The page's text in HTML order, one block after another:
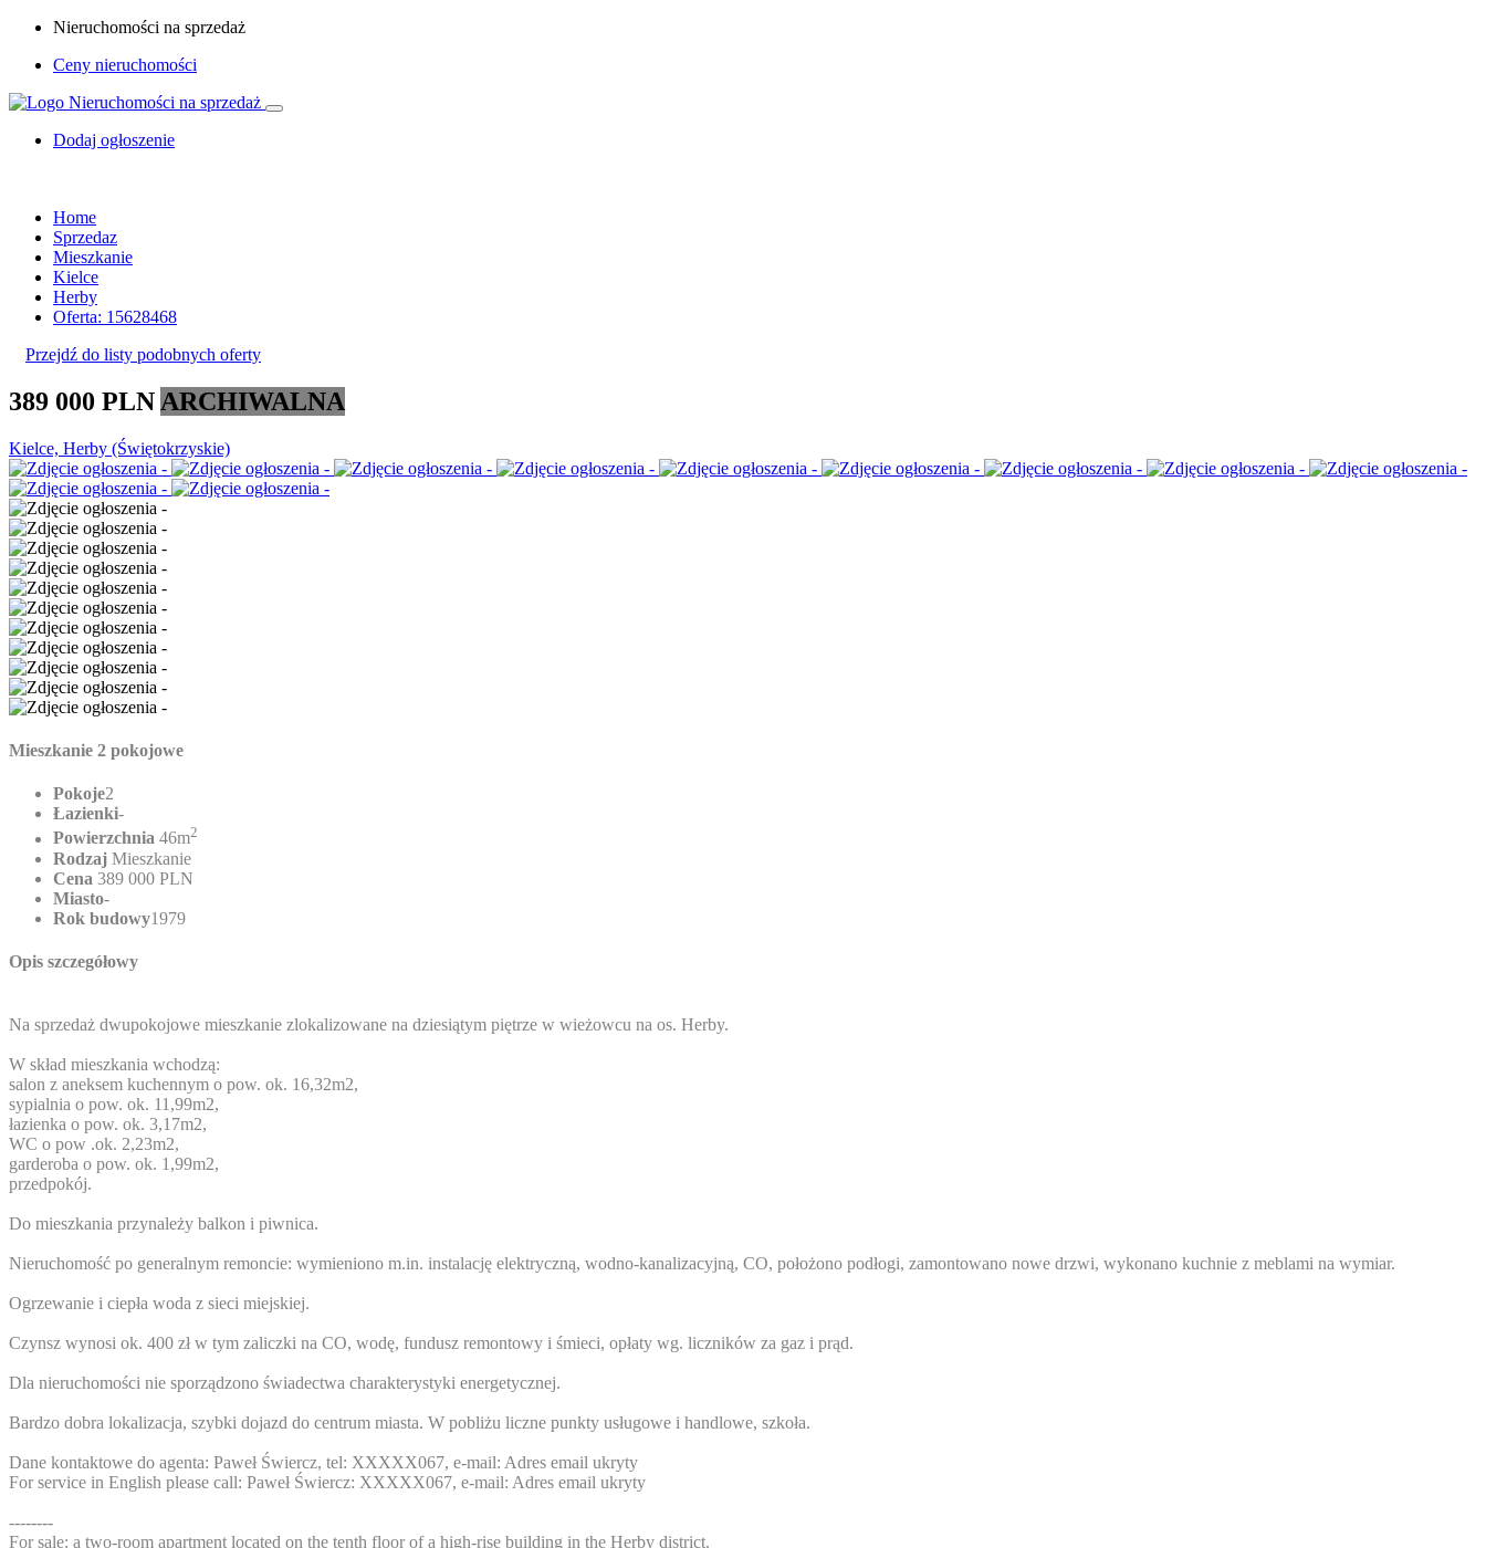
Nieruchomości na sprzedaż
Ceny nieruchomości
Dodaj ogłoszenie
Home
Sprzedaz
Mieszkanie
Kielce
Herby
Oferta: 15628468
Przejdź do listy podobnych oferty
389 000 PLN ARCHIWALNA
Kielce, Herby (Świętokrzyskie)
Mieszkanie 2 pokojowe
Pokoje2
Łazienki-
Powierzchnia 46m2
Rodzaj Mieszkanie
Cena 389 000 PLN
Miasto-
Rok budowy1979
Opis szczegółowy
Na sprzedaż dwupokojowe mieszkanie zlokalizowane na dziesiątym piętrze w wieżowcu na os. Herby.
W skład mieszkania wchodzą:
salon z aneksem kuchennym o pow. ok. 16,32m2,
sypialnia o pow. ok. 11,99m2,
łazienka o pow. ok. 3,17m2,
WC o pow .ok. 2,23m2,
garderoba o pow. ok. 1,99m2,
przedpokój.
Do mieszkania przynależy balkon i piwnica.
Nieruchomość po generalnym remoncie: wymieniono m.in. instalację elektryczną, wodno-kanalizacyjną, CO, położono podłogi, zamontowano nowe drzwi, wykonano kuchnie z meblami na wymiar.
Ogrzewanie i ciepła woda z sieci miejskiej.
Czynsz wynosi ok. 400 zł w tym zaliczki na CO, wodę, fundusz remontowy i śmieci, opłaty wg. liczników za gaz i prąd.
Dla nieruchomości nie sporządzono świadectwa charakterystyki energetycznej.
Bardzo dobra lokalizacja, szybki dojazd do centrum miasta. W pobliżu liczne punkty usługowe i handlowe, szkoła.
Dane kontaktowe do agenta: Paweł Świercz, tel: XXXXX067, e-mail: Adres email ukryty
For service in English please call: Paweł Świercz: XXXXX067, e-mail: Adres email ukryty
--------
For sale: a two-room apartment located on the tenth floor of a high-rise building in the Herby district.